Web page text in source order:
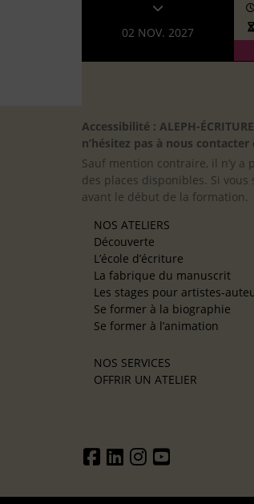
02 NOV. 2027
Accessibilité : ALEPH-
n’hésitez pas à nous
Sauf mention contraire, il n’y a
des places disponibles. Si
avant le début de la formation.
NOS ATELIERS
Découverte
L’école d’écriture
La fabrique du manuscrit
Les stages pour artistes-
Se former à la biographie
Se former à l’animation
NOS SERVICES
OFFRIR UN ATELIER